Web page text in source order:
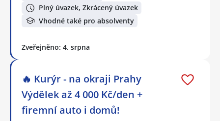
Plný úvazek, Zkrácený úvazek
Vhodné také pro absolventy
Zveřejněno: 4. srpna
🔥 Kurýr - na okraji Prahy
Výdělek až 4 000 Kč/den +
firemní auto i domů!